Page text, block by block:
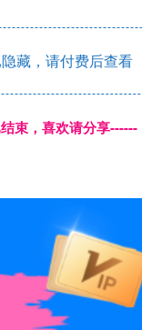
藏，请付费后查看
束，喜欢请分享------